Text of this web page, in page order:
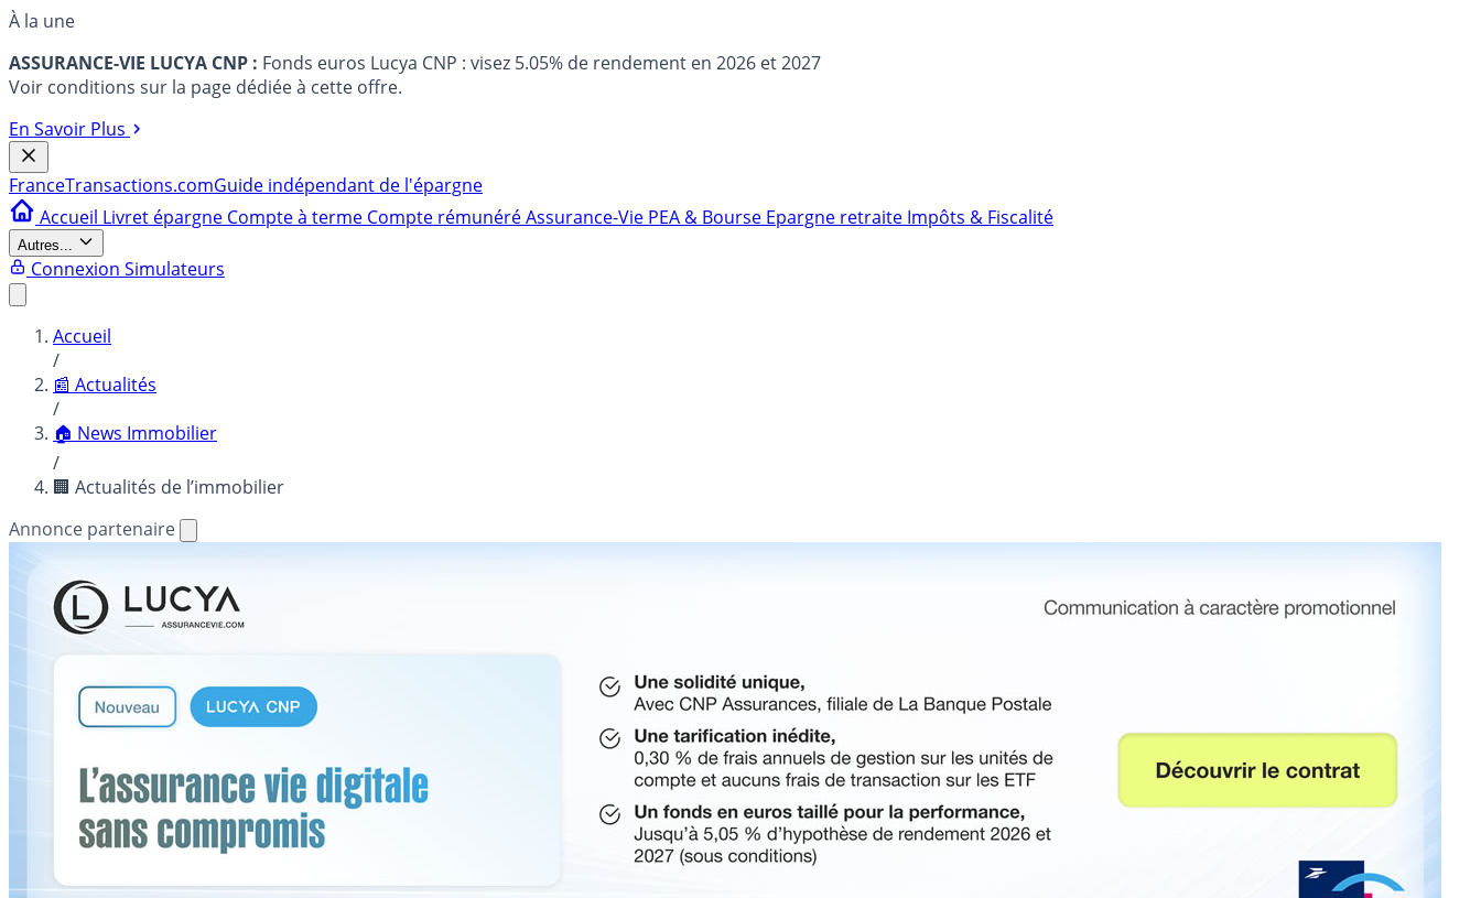
À la une
ASSURANCE-VIE LUCYA CNP : Fonds euros Lucya CNP : visez 5.05% de rendement en 2026 et 2027
Voir conditions sur la page dédiée à cette offre.
En Savoir Plus
FranceTransactions.comGuide indépendant de l'épargne
Accueil Livret épargne Compte à terme Compte rémunéréAssurance-Vie PEA & Bourse Epargne retraite Impôts & Fiscalité
Autres...
Connexion Simulateurs
Accueil
/
📰 Actualités
/
🏠 News Immobilier
/
🏢 Actualités de l’immobilier
Annonce partenaire